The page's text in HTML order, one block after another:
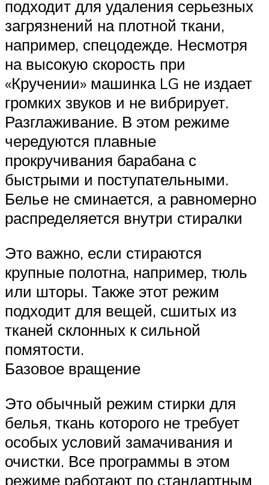
подходит для удаления серьезных
загрязнений на плотной ткани,
например, спецодежде. Несмотря
на высокую скорость при
«Кручении» машинка LG не издает
громких звуков и не вибрирует.
Разглаживание. В этом режиме
чередуются плавные
прокручивания барабана с
быстрыми и поступательными.
Белье не сминается, а равномерно
распределяется внутри стиралки
Это важно, если стираются
крупные полотна, например, тюль
или шторы. Также этот режим
подходит для вещей, сшитых из
тканей склонных к сильной
помятости.
Базовое вращение
Это обычный режим стирки для
белья, ткань которого не требует
особых условий замачивания и
очистки. Все программы в этом
режиме работают по стандартным